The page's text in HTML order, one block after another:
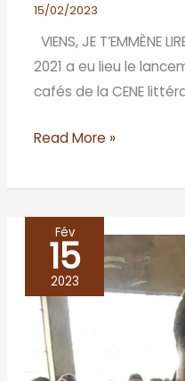
15/02/2023
VIENS, JE T’EMMÈNE
2021 a eu lieu le
cafés de la CENE
Read More »
Fév
15
2023
CAFES
DE
LA
CENE